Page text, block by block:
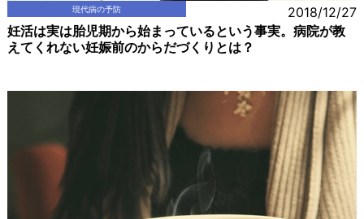
現代病の予防 2018/12/27
妊活は実は胎児期から始まっているという事実。病院が教
えてくれない妊娠前のからだづくりとは？